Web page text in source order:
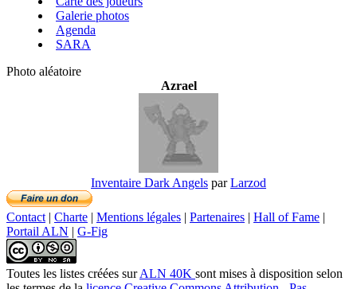
Galerie photos
Agenda
SARA
Photo aléatoire
Azrael
Inventaire Dark Angels parLarzod
Contact | Charte | Mentions légales | Partenaires | Hall of Fame |
Portail ALN | G-Fig
Toutes les listes créées surALN 40K sont mises à disposition selon